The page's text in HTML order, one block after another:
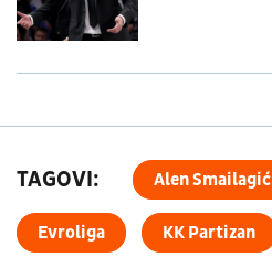
TAGOVI: Alen Smailagić
Evroliga KK Partizan